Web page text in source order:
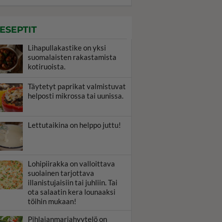
Lihapullakastike on yksi
suomalaisten rakastamista
kotiruoista.
Täytetyt paprikat valmistuvat
helposti mikrossa tai uunissa.
Lettutaikina on helppo juttu!
Lohipiirakka on valloittava
suolainen tarjottava
illanistujaisiin tai juhliin. Tai
ota salaatin kera lounaaksi
töihin mukaan!
Pihlajanmarjahyytelö on